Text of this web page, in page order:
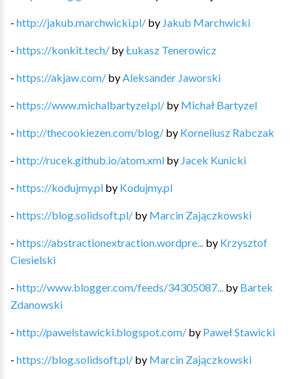
- http://jakub.marchwicki.pl/ by Jakub Marchwicki
- https://konkit.tech/ byŁukasz Tenerowicz
- https://akjaw.com/ by Aleksander Jaworski
- https://www.michalbartyzel.pl/ by Michał Bartyzel
- http://thecookiezen.com/blog/ by Korneliusz Rabczak
- http://rucek.github.io/atom.xml by Jacek Kunicki
- https://kodujmy.pl by Kodujmy.pl
- https://blog.solidsoft.pl/ by Marcin Zajączkowski
- https://abstractionextraction.wordpre... by Krzysztof
Ciesielski
- http://www.blogger.com/feeds/34305087... by Bartek
Zdanowski
- http://pawelstawicki.blogspot.com/ by Paweł Stawicki
- https://blog.solidsoft.pl/ by Marcin Zajączkowski